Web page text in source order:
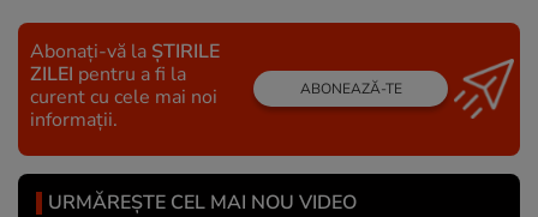
Abonați-vă la ȘTIRILE
ZILEI pentru a fi la
curent cu cele mai noi
informații.
ABONEAZĂ-TE
URMĂREȘTE CEL MAI NOU VIDEO